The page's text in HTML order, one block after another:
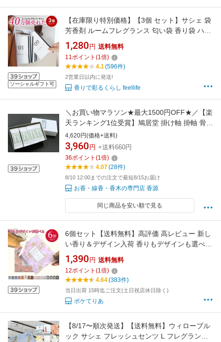
ソーシャルギフト可
【在庫限り特別価格】【3個 セット】サシェ 袋
芳香剤 ルームフレグランス 匂い袋 香り袋 ハン
ガー 吊り下げ フック 香り アロマ 衣類 服 部屋
玄関 クローゼット スーツケース トイレ 車 靴
長持ち 花 置くだけ 置き方 おしゃれ ラベンダー
ホワイトムスク
1,280 円 送料無料
11ポイント (1倍)
4.1(596件)
2営業日以内に発送!
香りで彩るくらし feellife
＼お買い物マラソン★最大1500円OFF★／【楽
天ランキング1位受賞】鳩居堂 掛け軸 掛軸 骨董
品 防虫香 特製防虫香 20個入 (風鎮 モダン 夏
おしゃれ 朝顔 無地 タペストリー 床の間 花瓶
龍壺 壺 仏像 匂い袋 )
4,620円(価格+送料)
3,960 円 +送料660円
36ポイント (1倍)
4.07(28件)
8/10 12:00までの注文で最短8/15お届け
お香・線香・香木の専門店 香源
同じ商品を安い順で見る
6個セット【送料無料】高評価 高レビュー 新し
い香り＆デザイン入荷 香りもデザインも選べる
ルームフレグランス セット 香り袋 アロマ 芳香
剤 ポプリ 吊り下げ 紙香 匂い袋 コロンフック付
き サシェ■レビュー記入で次回は1個プレゼント
1,390 円 送料無料
12ポイント (1倍)
4.64(383件)
当日出荷 15時迄ご注文(土日祝店休日除く)
ポケてりあ
【8/17〜順次発送】【送料無料】ウィローブル
ック サシェ フレッシュセンツ L フレグランス